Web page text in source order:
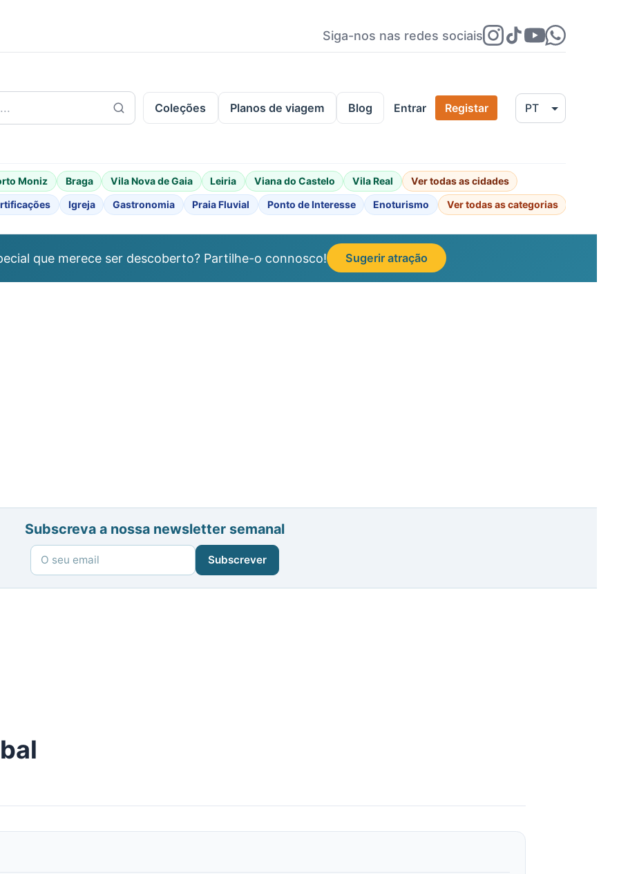
Siga-nos nas redes sociais
Coleções Planos de viagem Blog Entrar Registar
Moniz Braga Vila Nova de Gaia Leiria Viana do Castelo Vila Real
Ver todas as cidades
Igreja Gastronomia Praia Fluvial Ponto de Interesse Enoturismo Ver todas as categorias
que merece ser descoberto? Partilhe-o connosco! Sugerir atração
Subscreva a nossa newsletter semanal
Subscrever